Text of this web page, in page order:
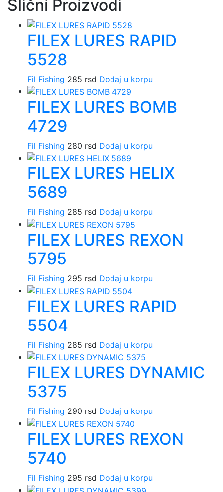
Slični Proizvodi
FILEX LURES RAPID
5528
Fil Fishing 285 rsd Dodaj u korpu
FILEX LURES BOMB
4729
Fil Fishing 280 rsd Dodaj u korpu
FILEX LURES HELIX
5689
Fil Fishing 285 rsd Dodaj u korpu
FILEX LURES REXON
5795
Fil Fishing 295 rsd Dodaj u korpu
FILEX LURES RAPID
5504
Fil Fishing 285 rsd Dodaj u korpu
FILEX LURES DYNAMIC
5375
Fil Fishing 290 rsd Dodaj u korpu
FILEX LURES REXON
5740
Fil Fishing 295 rsd Dodaj u korpu